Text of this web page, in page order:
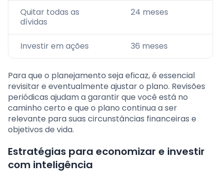
Quitar todas as
dívidas
24 meses
Investir em ações 36 meses
Para que o planejamento seja eficaz, é essencial
revisitar e eventualmente ajustar o plano. Revisões
periódicas ajudam a garantir que você está no
caminho certo e que o plano continua a ser
relevante para suas circunstâncias financeiras e
objetivos de vida.
Estratégias para economizar e investir
com inteligência